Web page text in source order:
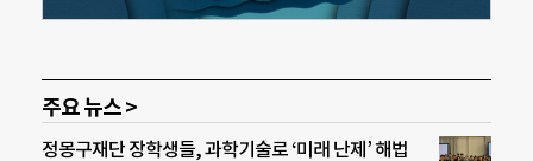
주요 뉴스 >
정몽구재단 장학생들, 과학기술로 ‘미래 난제’ 해법